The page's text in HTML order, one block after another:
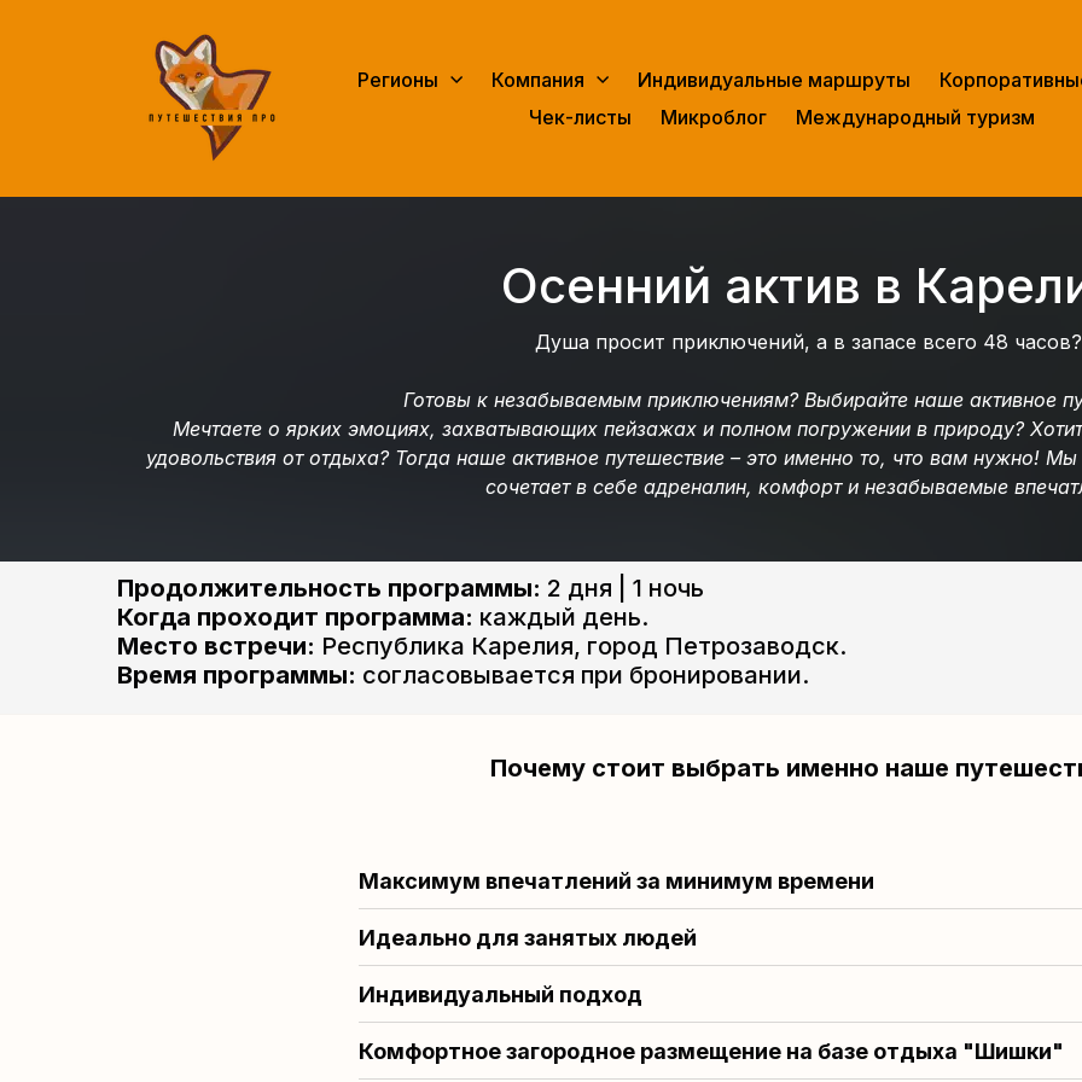
Регионы Компания Индивидуальные маршруты
Чек-листы
Микроблог Международный туризм
Осенний актив в
Душа просит приключений, а в запасе всего 48
Готовы к незабываемым приключениям? Выбирайте наше активное
Мечтаете о ярких эмоциях, захватывающих пейзажах и полном погружении в природу?
удовольствия от отдыха? Тогда наше активное путешествие – это именно то, что вам нужно!
сочетает в себе адреналин, комфорт и незабываемые
Продолжительность программы: 2 дня | 1 ночь
Когда проходит программа: каждый день.
Место встречи: Республика Карелия, город Петрозаводск.
Время программы: согласовывается при бронировании.
Почему стоит выбрать именно наше
Максимум впечатлений за минимум времени
Идеально для занятых людей
Индивидуальный подход
Комфортное загородное размещение на базе отдыха "Шишки"